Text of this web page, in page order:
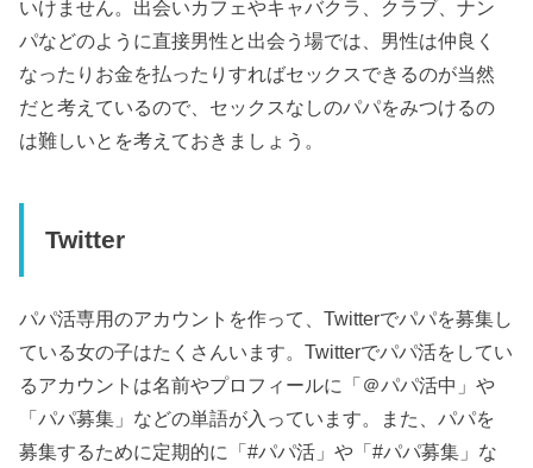
いけません。出会いカフェやキャバクラ、クラブ、ナン
パなどのように直接男性と出会う場では、男性は仲良く
なったりお金を払ったりすればセックスできるのが当然
だと考えているので、セックスなしのパパをみつけるの
は難しいとを考えておきましょう。
Twitter
パパ活専用のアカウントを作って、Twitterでパパを募集し
ている女の子はたくさんいます。Twitterでパパ活をしてい
るアカウントは名前やプロフィールに「＠パパ活中」や
「パパ募集」などの単語が入っています。また、パパを
募集するために定期的に「#パパ活」や「#パパ募集」な